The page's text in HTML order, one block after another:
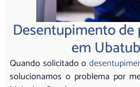
Desentupimento de
em
Quando solicitado o
solucionamos o problema por